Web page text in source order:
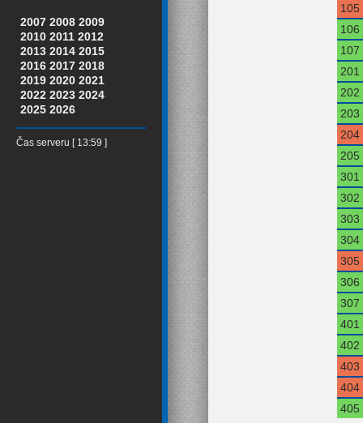
2007 2008 2009
2010 2011 2012
2013 2014 2015
2016 2017 2018
2019 2020 2021
2022 2023 2024
2025 2026
Čas serveru [ 13:59 ]
105
106
107
201
202
203
204
205
301
302
303
304
305
306
307
401
402
403
404
405